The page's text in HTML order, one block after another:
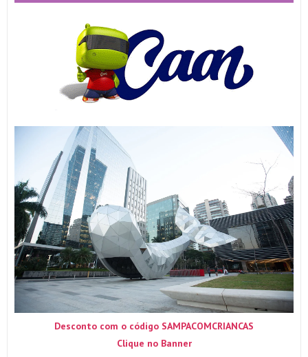
Desconto com o código SAMPACOMCRIANCAS
Clique no Banner